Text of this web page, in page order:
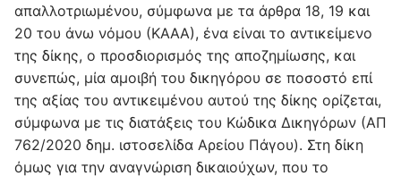
απαλλοτριωμένου, σύμφωνα με τα άρθρα 18, 19 και
20 του άνω νόμου (ΚΑΑΑ), ένα είναι το αντικείμενο
της δίκης, ο προσδιορισμός της αποζημίωσης, και
συνεπώς, μία αμοιβή του δικηγόρου σε ποσοστό επί
της αξίας του αντικειμένου αυτού της δίκης ορίζεται,
σύμφωνα με τις διατάξεις του Κώδικα Δικηγόρων (ΑΠ
762/2020 δημ. ιστοσελίδα Αρείου Πάγου). Στη δίκη
όμως για την αναγνώριση δικαιούχων, που το